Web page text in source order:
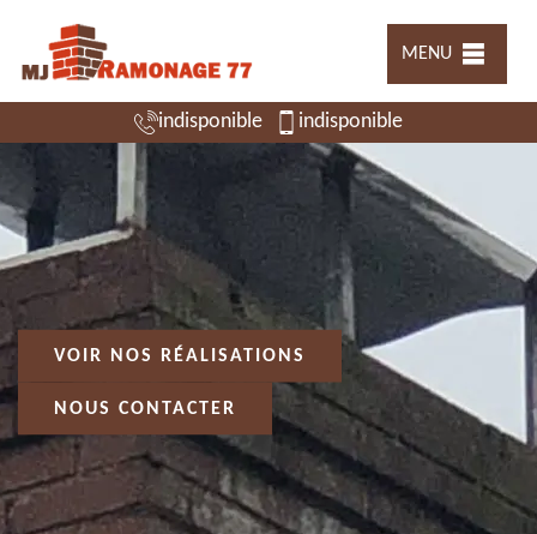
MENU
indisponible indisponible
VOIR NOS RÉALISATIONS
NOUS CONTACTER